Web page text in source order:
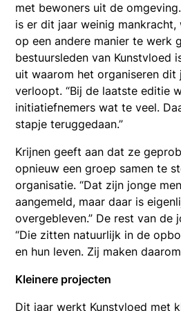
met bewoners uit de
is er dit jaar weinig mankracht,
op een andere manier te werk
bestuursleden van Kunstvloed
uit waarom het organiseren dit
verloopt. “Bij de laatste editie
initiatiefnemers wat te veel.
stapje teruggedaan.”
Krijnen geeft aan dat ze
opnieuw een groep samen te
organisatie. “Dat zijn jonge
aangemeld, maar daar is
overgebleven.” De rest van de
“Die zitten natuurlijk in de
en hun leven. Zij maken
Kleinere projecten
Dit jaar werkt Kunstvloed met